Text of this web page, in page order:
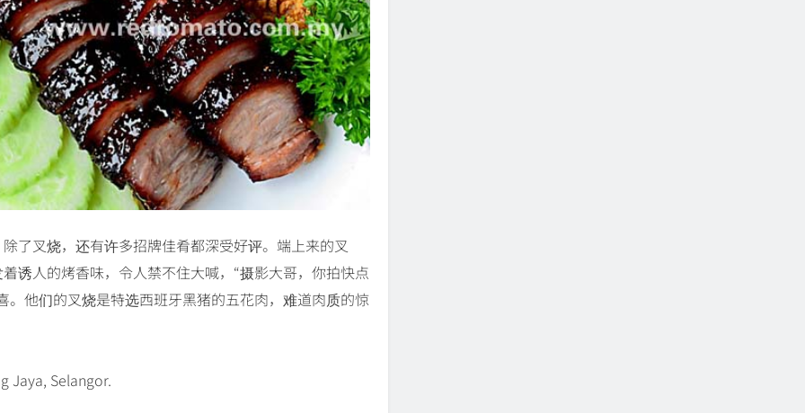
了叉烧，还有许多招牌佳肴都深受好评。端上来的叉
诱人的烤香味，令人禁不住大喊，“摄影大哥，你拍快点
他们的叉烧是特选西班牙黑猪的五花肉，难道肉质的惊
Jaya, Selangor.